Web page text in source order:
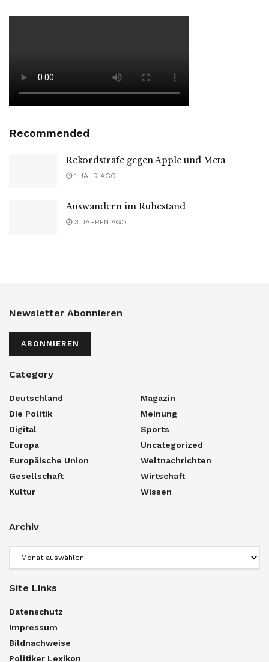
Recommended
Rekordstrafe gegen Apple und Meta
1 JAHR AGO
Auswandern im Ruhestand
3 JAHREN AGO
Newsletter Abonnieren
ABONNIEREN
Category
Deutschland
Die Politik
Digital
Europa
Europäische Union
Gesellschaft
Kultur
Magazin
Meinung
Sports
Uncategorized
Weltnachrichten
Wirtschaft
Wissen
Archiv
Site Links
Datenschutz
Impressum
Bildnachweise
Politiker Lexikon